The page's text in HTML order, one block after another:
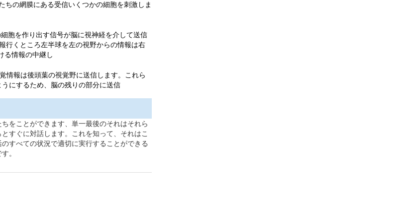
ちの網膜にある受信いくつかの細胞を刺激しま
細胞を作り出す信号が脳に視神経を介して送信
行くところ左半球を左の視野からの情報は右
る情報の中継し
情報は後頭葉の視覚野に送信します。これら
にするため、脳の残りの部分に送信
をことができます、単一最後のそれはそれら
すぐに対話します。これを知って、それはこ
すべての状況で適切に実行することができる
。